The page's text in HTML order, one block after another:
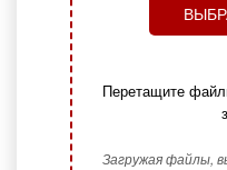
Перетащите
Загружая файлы,